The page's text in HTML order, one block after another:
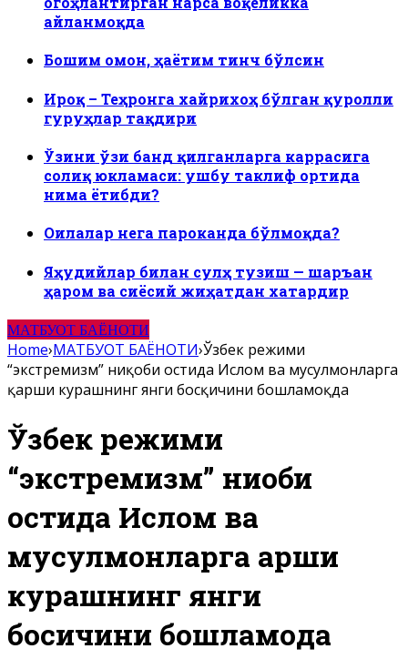
айланмоқда
Бошим омон, ҳаётим тинч бўлсин
Ироқ – Теҳронга хайрихоҳ бўлган қуролли
гуруҳлар тақдири
Ўзини ўзи банд қилганларга каррасига
солиқ юкламаси: ушбу таклиф ортида
нима ётибди?
Оилалар нега пароканда бўлмоқда?
Яҳудийлар билан сулҳ тузиш — шаръан
ҳаром ва сиёсий жиҳатдан хатардир
МАТБУОТ БАЁНОТИ
Home›МАТБУОТ БАЁНОТИ›Ўзбек режими
“экстремизм” ниқоби остида Ислом ва мусулмонларга
қарши курашнинг янги босқичини бошламоқда
Ўзбек режими
“экстремизм” ниқоби
остида Ислом ва
мусулмонларга қарши
курашнинг янги
босқичини бошламоқда